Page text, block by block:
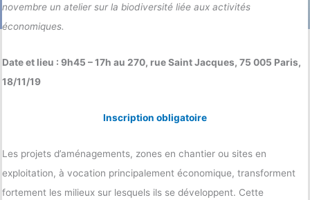
novembre un atelier sur la biodiversité liée aux activités
économiques.
Date et lieu : 9h45 – 17h au 270, rue Saint Jacques, 75 005 Paris,
18/11/19
Inscription obligatoire
Les projets d’aménagements, zones en chantier ou sites en
exploitation, à vocation principalement économique, transforment
fortement les milieux sur lesquels ils se développent. Cette